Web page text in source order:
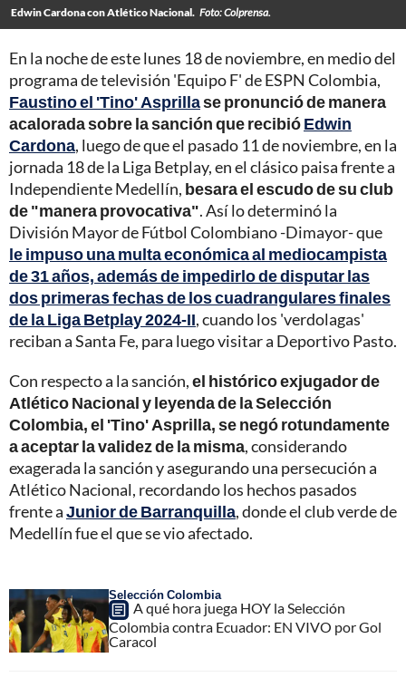
Edwin Cardona con Atlético Nacional. Foto: Colprensa.
En la noche de este lunes 18 de noviembre, en medio del
programa de televisión 'Equipo F' de ESPN Colombia,
Faustino el 'Tino' Asprillase pronunció de manera
acalorada sobre la sanción que recibióEdwin
Cardona, luego de que el pasado 11 de noviembre, en la
jornada 18 de la Liga Betplay, en el clásico paisa frente a
Independiente Medellín, besara el escudo de su club
de "manera provocativa". Así lo determinó la
División Mayor de Fútbol Colombiano -Dimayor- que
le impuso una multa económica al mediocampista
de 31 años, además de impedirlo de disputar las
dos primeras fechas de los cuadrangulares finales
de la Liga Betplay 2024-II, cuando los 'verdolagas'
reciban a Santa Fe, para luego visitar a Deportivo Pasto.
Con respecto a la sanción,el histórico exjugador de
Atlético Nacional y leyenda de la Selección
Colombia, el 'Tino' Asprilla, se negó rotundamente
a aceptar la validez de la misma, considerando
exagerada la sanción y asegurando una persecución a
Atlético Nacional, recordando los hechos pasados
frente aJunior de Barranquilla, donde el club verde de
Medellín fue el que se vio afectado.
Selección Colombia
A qué hora juega HOY la Selección
Colombia contra Ecuador: EN VIVO por Gol
Caracol